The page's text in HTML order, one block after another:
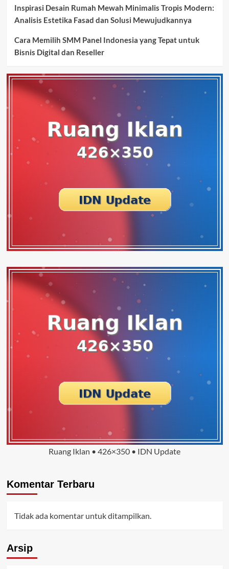
Inspirasi Desain Rumah Mewah Minimalis Tropis Modern:
Analisis Estetika Fasad dan Solusi Mewujudkannya
Cara Memilih SMM Panel Indonesia yang Tepat untuk
Bisnis Digital dan Reseller
Ruang Iklan • 426×350 • IDN Update
Komentar Terbaru
Tidak ada komentar untuk ditampilkan.
Arsip